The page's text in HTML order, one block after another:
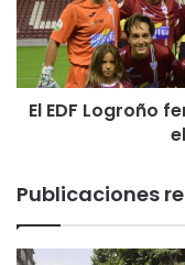
• Bodegas
• Bodegas Alvia
• Finca Los
• Bodegas Lecea
El EDF Logroño
Publicaciones